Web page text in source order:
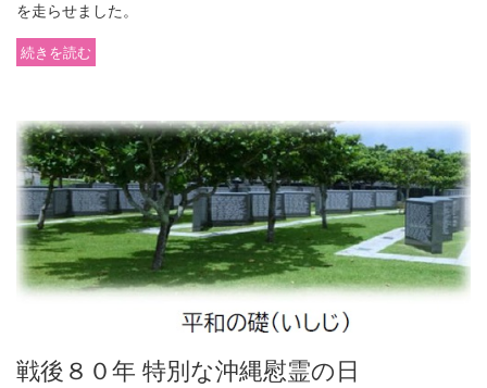
を走らせました。
続きを読む
戦後８０年 特別な沖縄慰霊の日